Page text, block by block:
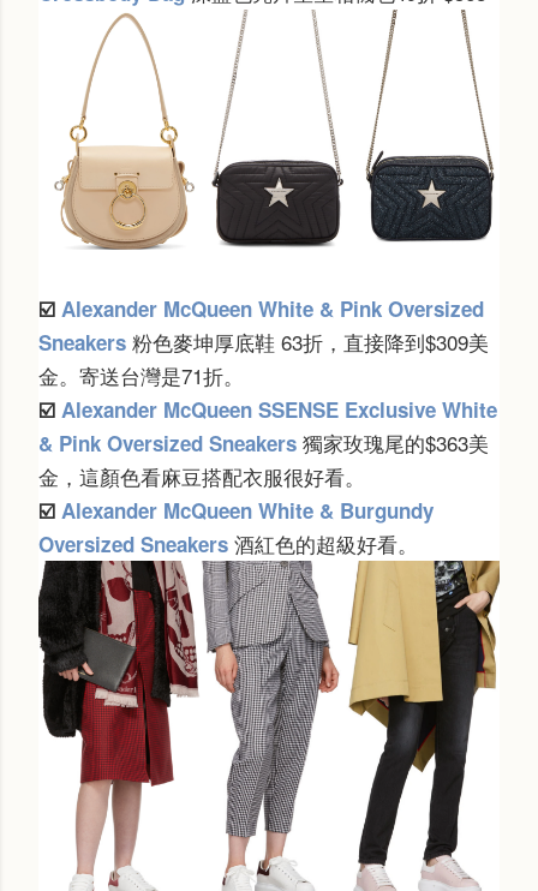
☑️ Alexander McQueen White & Pink Oversized
Sneakers 粉色麥坤厚底鞋 63折，直接降到$309美
金。寄送台灣是71折。
☑️ Alexander McQueen SSENSE Exclusive White
& Pink Oversized Sneakers 獨家玫瑰尾的$363美
金，這顏色看麻豆搭配衣服很好看。
☑️ Alexander McQueen White & Burgundy
Oversized Sneakers 酒紅色的超級好看。